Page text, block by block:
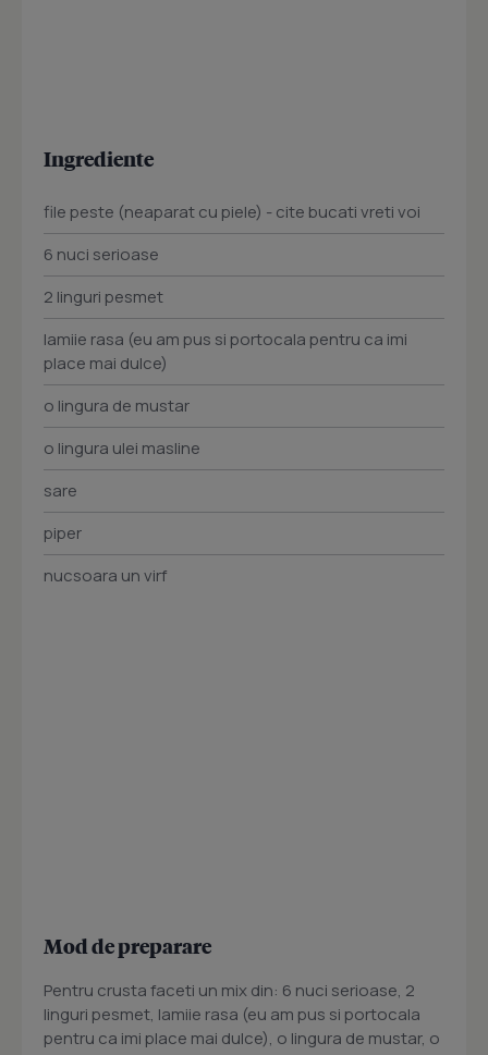
Ingrediente
file peste (neaparat cu piele) - cite bucati vreti voi
6 nuci serioase
2 linguri pesmet
lamiie rasa (eu am pus si portocala pentru ca imi
place mai dulce)
o lingura de mustar
o lingura ulei masline
sare
piper
nucsoara un virf
Mod de preparare
Pentru crusta faceti un mix din: 6 nuci serioase, 2
linguri pesmet, lamiie rasa (eu am pus si portocala
pentru ca imi place mai dulce), o lingura de mustar, o